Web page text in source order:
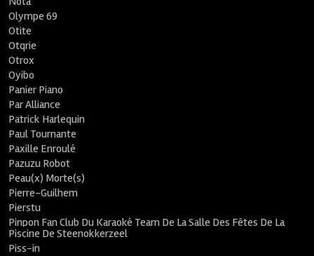
Olympe 69
Otite
Otqrie
Otrox
Oyibo
Panier Piano
Par Alliance
Patrick Harlequin
Paul Tournante
Paxille Enroulé
Pazuzu Robot
Peau(x) Morte(s)
Pierre-Guilhem
Pierstu
Pinpon Fan Club Du Karaoké Team De La Salle Des Fêtes De La
Piscine De Steenokkerzeel
Piss-in